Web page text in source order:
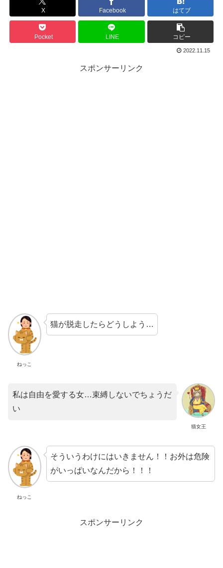
X Facebook はてブ
Pocket LINE コピー
2022.11.15
スポンサーリンク
ねっこ
猫が脱走したらどうしよう…
猫女王
私は自由を愛する女…束縛しないでちょうだ
い
ねっこ
そういうわけにはいきません！！お外は危険
がいっぱいなんだから！！！
スポンサーリンク